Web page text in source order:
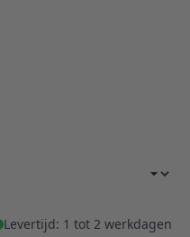
Levertijd: 1 tot 2 werkdagen